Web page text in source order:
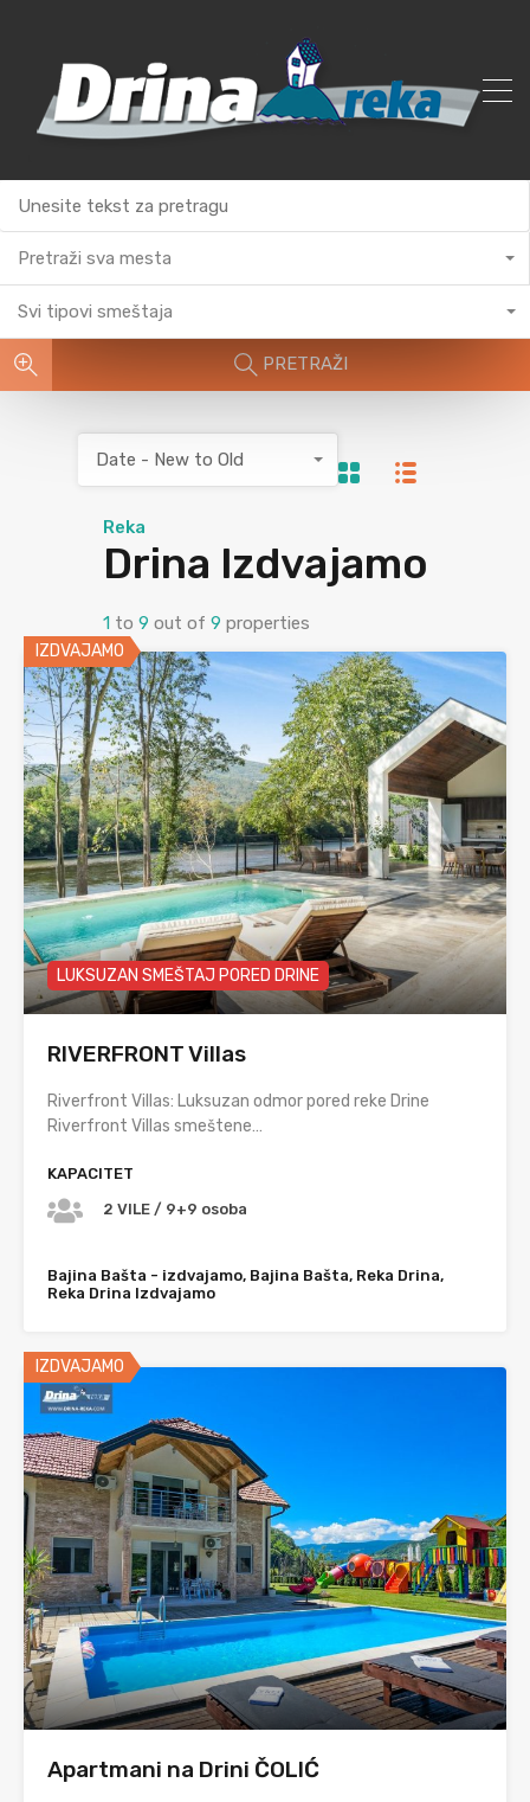
Pretraži sva mesta
Svi tipovi smeštaja
PRETRAŽI
Reka
Drina Izdvajamo
1 to 9 out of 9 properties
Date - New to Old
IZDVAJAMO
LUKSUZAN SMEŠTAJ PORED DRINE
RIVERFRONT Villas
Riverfront Villas: Luksuzan odmor pored reke Drine
Riverfront Villas smeštene…
KAPACITET
2 VILE / 9+9 osoba
Bajina Bašta - izdvajamo, Bajina Bašta, Reka Drina,
Reka Drina Izdvajamo
IZDVAJAMO
Apartmani na Drini ČOLIĆ